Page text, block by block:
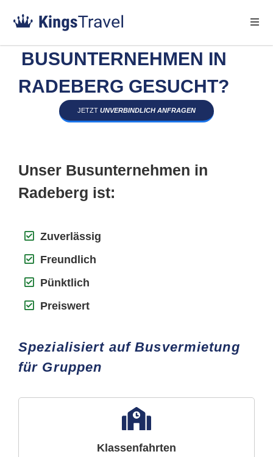
BUSUNTERNEHMEN IN
RADEBERG GESUCHT?
JETZT UNVERBINDLICH ANFRAGEN
Unser Busunternehmen in
Radeberg ist:
Zuverlässig
Freundlich
Pünktlich
Preiswert
Spezialisiert auf Busvermietung
für Gruppen
Klassenfahrten